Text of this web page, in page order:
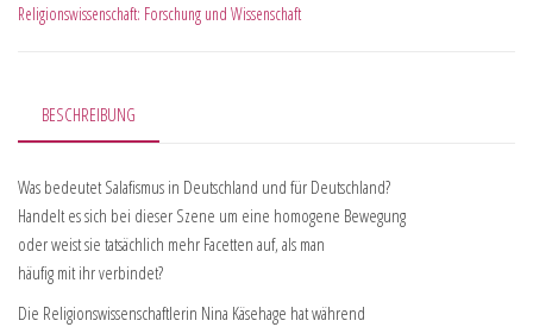
Religionswissenschaft: Forschung und Wissenschaft
BESCHREIBUNG
Was bedeutet Salafismus in Deutschland und für Deutschland?
Handelt es sich bei dieser Szene um eine homogene Bewegung
oder weist sie tatsächlich mehr Facetten auf, als man
häufig mit ihr verbindet?
Die Religionswissenschaftlerin Nina Käsehage hat während